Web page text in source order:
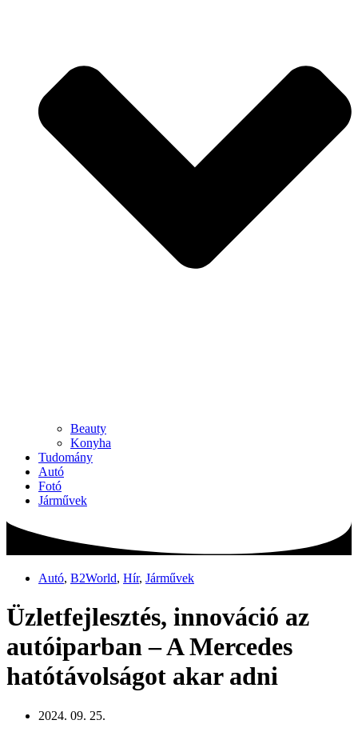
Beauty
Konyha
Tudomány
Autó
Fotó
Járművek
Autó, B2World, Hír, Járművek
Üzletfejlesztés, innováció az
autóiparban – A Mercedes
hatótávolságot akar adni
2024. 09. 25.